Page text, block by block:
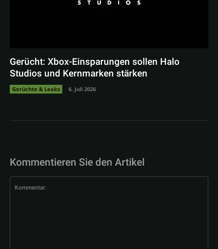
Gerücht: Xbox-Einsparungen sollen Halo
Studios und Kernmarken stärken
Gerüchte & Leaks 6. Juli 2026
Kommentieren Sie den Artikel